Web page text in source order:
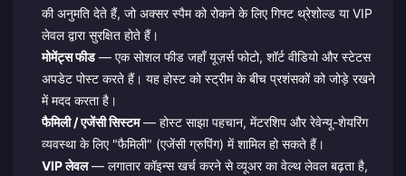
की अनुमति देते हैं, जो अक्सर स्पैम को रोकने के लिए गिफ्ट थ्रेशोल्ड या VIP
लेवल द्वारा सुरक्षित होते हैं।
मोमेंट्स फीड— एक सोशल फीड जहाँ यूज़र्स फोटो, शॉर्ट वीडियो और स्टेटस
अपडेट पोस्ट करते हैं। यह होस्ट को स्ट्रीम के बीच प्रशंसकों को जोड़े रखने
में मदद करता है।
फैमिली / एजेंसी सिस्टम— होस्ट साझा पहचान, मेंटरशिप और रेवेन्यू-शेयरिंग
व्यवस्था के लिए "फैमिली" (एजेंसी ग्रुपिंग) में शामिल हो सकते हैं।
VIP लेवल— लगातार कॉइन्स खर्च करने से व्यूअर का वेल्थ लेवल बढ़ता है,